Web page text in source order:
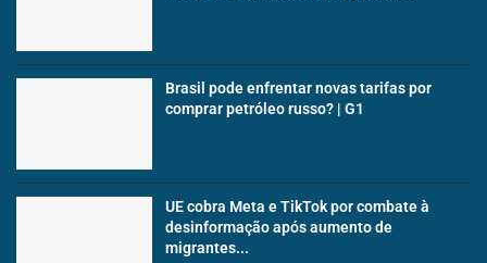
Brasil pode enfrentar novas tarifas por
comprar petróleo russo? | G1
UE cobra Meta e TikTok por combate à
desinformação após aumento de
migrantes...